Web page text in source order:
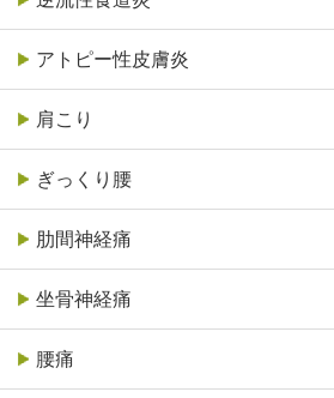
アトピー性皮膚炎
肩こり
ぎっくり腰
肋間神経痛
坐骨神経痛
腰痛